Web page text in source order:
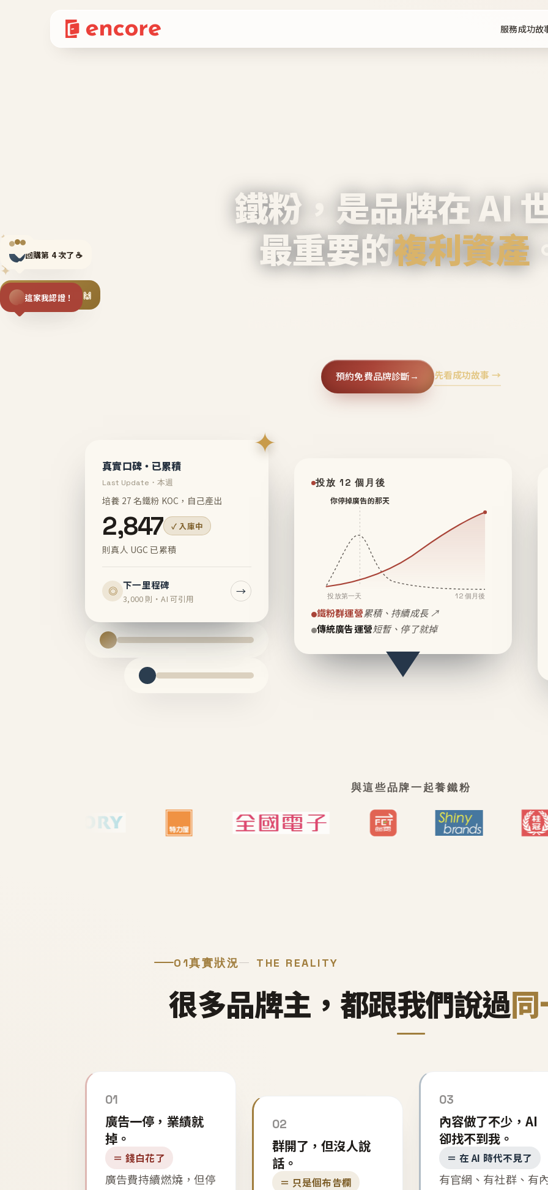
服務成功故
✦
回購第 4 次了 ☕
揪同事一起團購 🙌
這家我認證！
鐵粉，是品牌在 AI
最重要的複利資產
預約免費品牌診斷→ 先看成功故事 →
✦
真實口碑・已累積
Last Update・本週
培養 27 名鐵粉 KOC，自己產出
2,847 ✓ 入庫中
則真人 UGC 已累積
◎ 下一里程碑
3,000 則・AI 可引用
→
投放 12 個月後
你停掉廣告的那天
投放第一天 12 個月後
鐵粉群運營累積、持續成長 ↗
傳統廣告運營短暫、停了就掉
與這些品牌一起養鐵粉
01真實狀況 THE REALITY
很多品牌主，都跟我們說過同
01
廣告一停，業績就
掉。
＝ 錢白花了
廣告費持續燃燒，但停
02
群開了，但沒人說
話。
＝ 只是個布告欄
03
內容做了不少，AI
卻找不到我。
＝ 在 AI 時代不見了
有官網、有社群、有